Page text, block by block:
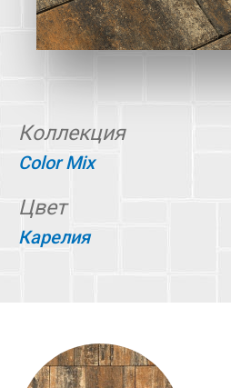
Коллекция
Color Mix
Цвет
Карелия